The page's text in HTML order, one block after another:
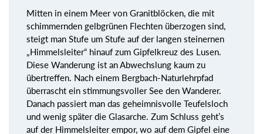
Mitten in einem Meer von Granitblöcken, die mit
schimmernden gelbgrünen Flechten überzogen sind,
steigt man Stufe um Stufe auf der langen steinernen
„Himmelsleiter“ hinauf zum Gipfelkreuz des Lusen.
Diese Wanderung ist an Abwechslung kaum zu
übertreffen. Nach einem Bergbach-Naturlehrpfad
überrascht ein stimmungsvoller See den Wanderer.
Danach passiert man das geheimnisvolle Teufelsloch
und wenig später die Glasarche. Zum Schluss geht’s
auf der Himmelsleiter empor, wo auf dem Gipfel eine